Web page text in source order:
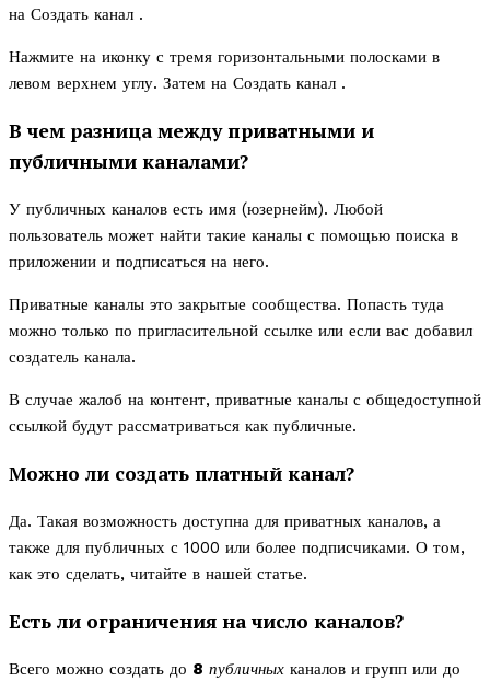
на Создать канал .
Нажмите на иконку с тремя горизонтальными полосками в
левом верхнем углу. Затем на Создать канал .
В чем разница между приватными и
публичными каналами?
У публичных каналов есть имя (юзернейм). Любой
пользователь может найти такие каналы с помощью поиска в
приложении и подписаться на него.
Приватные каналы это закрытые сообщества. Попасть туда
можно только по пригласительной ссылке или если вас добавил
создатель канала.
В случае жалоб на контент, приватные каналы с общедоступной
ссылкой будут рассматриваться как публичные.
Можно ли создать платный канал?
Да. Такая возможность доступна для приватных каналов, а
также для публичных с 1000 или более подписчиками. О том,
как это сделать, читайте в нашей статье.
Есть ли ограничения на число каналов?
Всего можно создать до 8 публичных каналов и групп или до